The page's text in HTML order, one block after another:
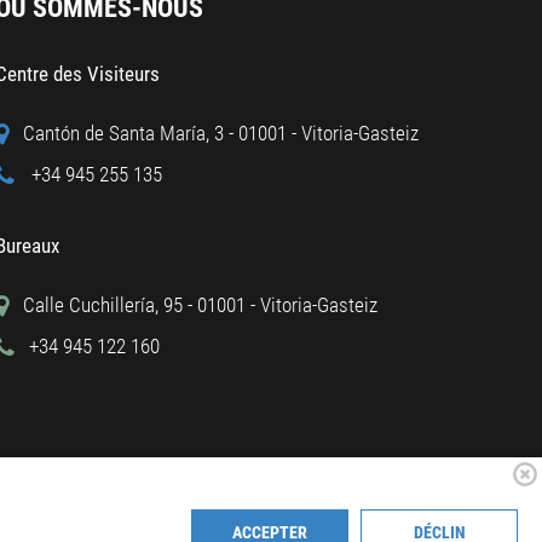
SOMMES-NOUS
des Visiteurs
Cantón de Santa María, 3 - 01001 - Vitoria-Gasteiz
+34 945 255 135
Calle Cuchillería, 95 - 01001 - Vitoria-Gasteiz
+34 945 122 160
ACCEPTER DÉCLIN